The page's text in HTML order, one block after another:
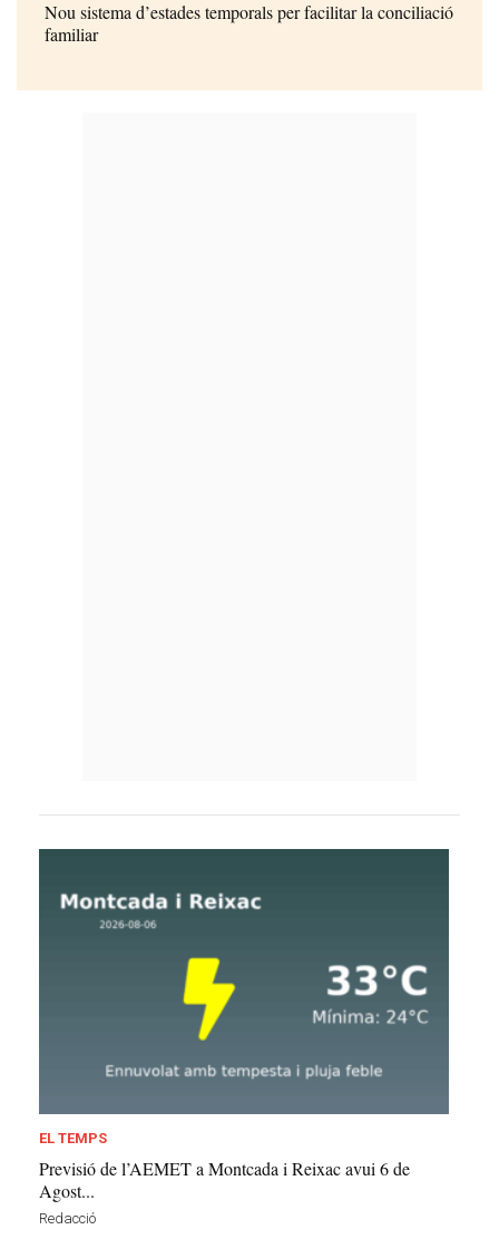
Nou sistema d’estades temporals per facilitar la conciliació
familiar
EL TEMPS
Previsió de l’AEMET a Montcada i Reixac avui 6 de
Agost...
Redacció